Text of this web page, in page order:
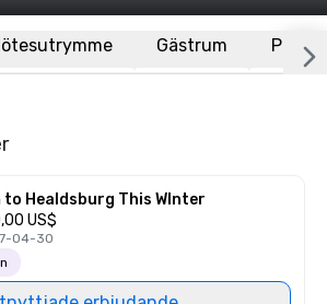
Gästrum Plats
to Healdsburg This WInter
US$
04-30